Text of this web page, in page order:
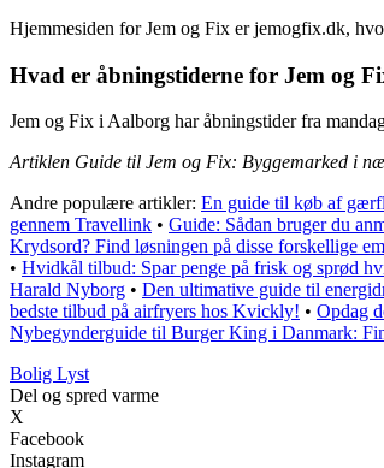
Hjemmesiden for Jem og Fix er jemogfix.dk,
Hvad er åbningstiderne for Jem og
Jem og Fix i Aalborg har åbningstider fra
Artiklen Guide til Jem og Fix: Byggemarked i
Andre populære artikler: En guide til køb af
gennem Travellink • Guide: Sådan bruger du
Krydsord? Find løsningen på disse forskellige
• Hvidkål tilbud: Spar penge på frisk og sprød
Harald Nyborg • Den ultimative guide til
bedste tilbud på airfryers hos Kvickly! • Opdag
Nybegynderguide til Burger King i Danmark:
Bolig Lyst
Del og spred varme
X
Facebook
Instagram